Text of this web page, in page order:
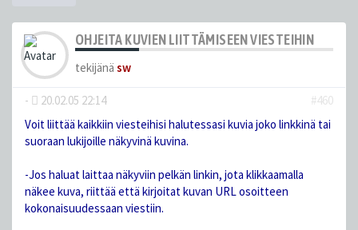
OHJEITA KUVIEN LIITTÄMISEEN VIESTEIHIN
tekijänä sw
- 20.02.05 22:14
#460
Voit liittää kaikkiin viesteihisi halutessasi kuvia joko linkkinä tai
suoraan lukijoille näkyvinä kuvina.
-Jos haluat laittaa näkyviin pelkän linkin, jota klikkaamalla
näkee kuva, riittää että kirjoitat kuvan URL osoitteen
kokonaisuudessaan viestiin.